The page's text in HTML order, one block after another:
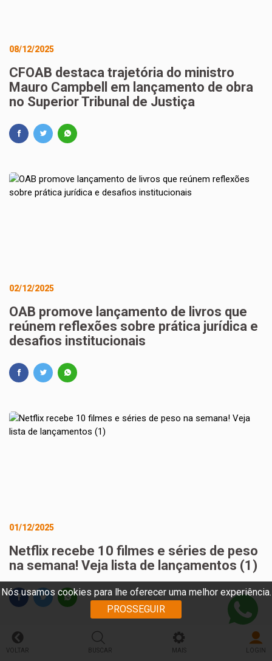
Nós usamos cookies para lhe oferecer uma melhor experiência.
PROSSEGUIR
08/12/2025
CFOAB destaca trajetória do ministro
Mauro Campbell em lançamento de obra
no Superior Tribunal de Justiça
02/12/2025
OAB promove lançamento de livros que
reúnem reflexões sobre prática jurídica e
desafios institucionais
01/12/2025
Netflix recebe 10 filmes e séries de peso
na semana! Veja lista de lançamentos (1)
VOLTAR BUSCAR MAIS LOGIN